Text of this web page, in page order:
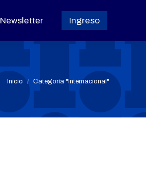
Newsletter Ingreso
Estás aquí:
Inicio Categoría "Internacional"
Newsletter Ingreso